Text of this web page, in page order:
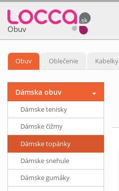
Obuv
Obuv Oblečenie Kabelky
Dámska obuv
Dámske tenisky
Dámske čižmy
Dámske topánky
Dámske snehule
Dámske gumáky